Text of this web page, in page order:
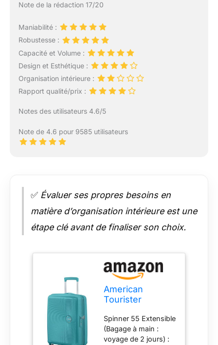
Note de la rédaction 17/20
Maniabilité :
Robustesse :
Capacité et Volume :
Design et Esthétique :
Organisation intérieure :
Rapport qualité/prix :
Notes des utilisateurs 4.6/5
Note de 4.6 pour 9585 utilisateurs
✅ Évaluer ses propres besoins en
matière d’organisation intérieure est une
étape clé avant de finaliser son choix.
American
Tourister
Valise Spinner S
Extensible
Bagage Cabine,
Spinner 55 Extensible
(Bagage à main :
voyage de 2 jours) :